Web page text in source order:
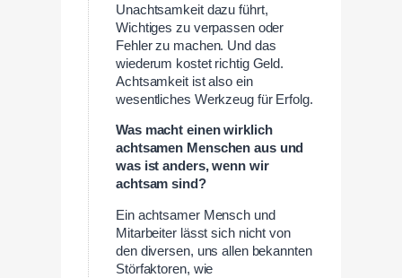
Unachtsamkeit dazu führt,
Wichtiges zu verpassen oder
Fehler zu machen. Und das
wiederum kostet richtig Geld.
Achtsamkeit ist also ein
wesentliches Werkzeug für Erfolg.
Was macht einen wirklich
achtsamen Menschen aus und
was ist anders, wenn wir
achtsam sind?
Ein achtsamer Mensch und
Mitarbeiter lässt sich nicht von
den diversen, uns allen bekannten
Störfaktoren, wie